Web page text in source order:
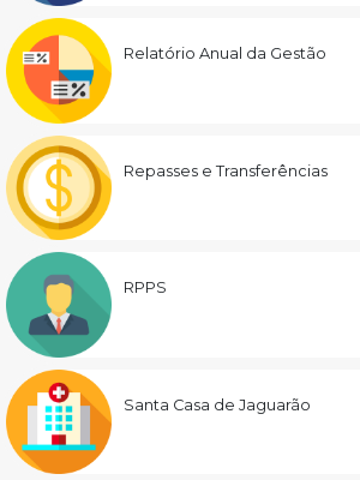
Relatório Anual da Gestão
Repasses e Transferências
RPPS
Santa Casa de Jaguarão